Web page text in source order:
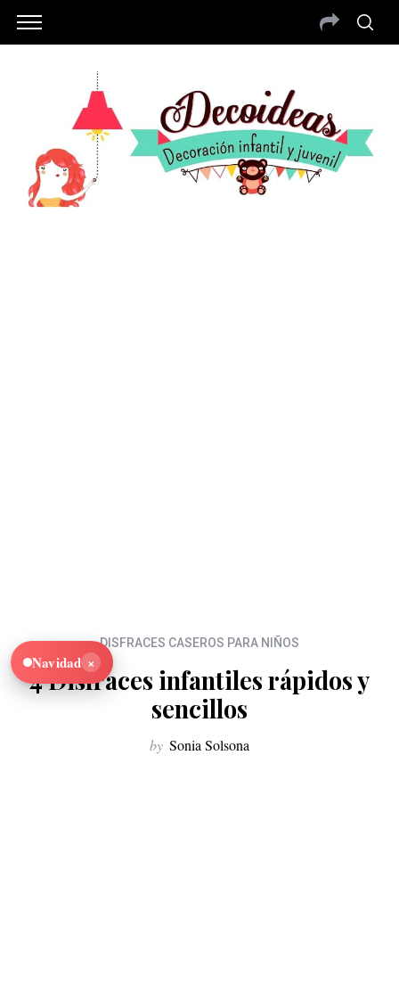
DISFRACES CASEROS PARA NIÑOS
4 Disfraces infantiles rápidos y
sencillos
by Sonia Solsona
Navidad ×